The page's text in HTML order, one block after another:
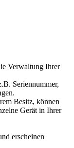
Verwaltung Ihrer
Seriennummer,
Besitz, können
Gerät in Ihrer
erscheinen